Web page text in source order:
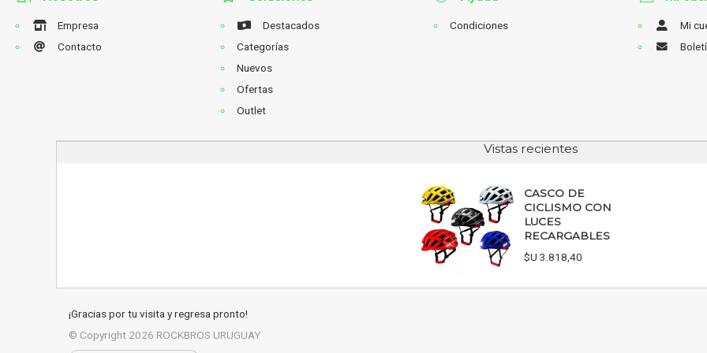
Empresa
Contacto
Destacados
Categorías
Nuevos
Ofertas
Outlet
Condiciones
Mi
Vistas recientes
CASCO DE
CICLISMO CON
LUCES
RECARGABLES
$U 3.818,40
¡Gracias por tu visita y regresa pronto!
© Copyright 2026 ROCKBROS URUGUAY